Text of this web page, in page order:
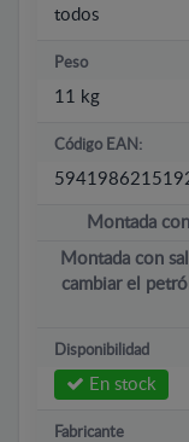
todos
Peso
11 kg
Código EAN:
Montada
Montada con
cambiar el
Disponibilidad
En stock
Fabricante